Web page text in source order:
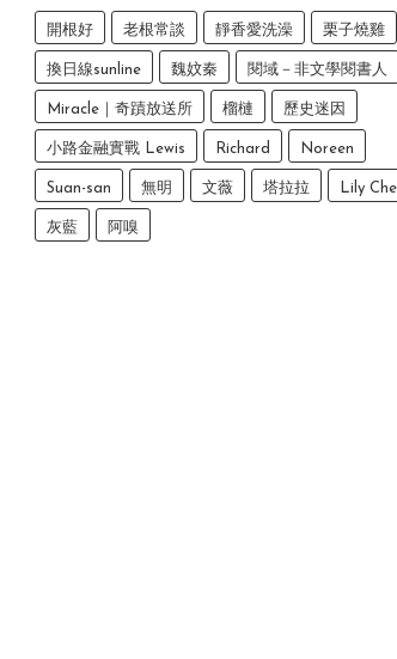
開根好 老根常談 靜香愛洗澡 栗子燒雞
換日線sunline 魏妏秦 閱域－非文學閱書人
Miracle｜奇蹟放送所 榴槤 歷史迷因
小路金融實戰 Lewis Richard Noreen
Suan-san 無明 文薇 塔拉拉 Lily
灰藍 阿嗅